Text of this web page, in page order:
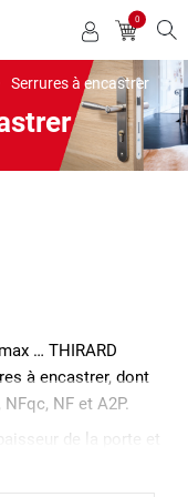
0
Serrures à encastrer
… THIRARD
à encastrer, dont
NF et A2P.
de la porte et
les variétés de